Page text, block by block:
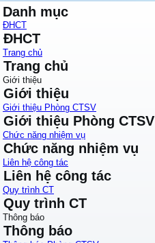
Danh mục
ĐHCT
ĐHCT
Trang chủ
Trang chủ
Giới thiệu
Giới thiệu
Giới thiệu Phòng CTSV
Giới thiệu Phòng CTSV
Chức năng nhiệm vụ
Chức năng nhiệm vụ
Liên hệ công tác
Liên hệ công tác
Quy trình CT
Quy trình CT
Thông báo
Thông báo